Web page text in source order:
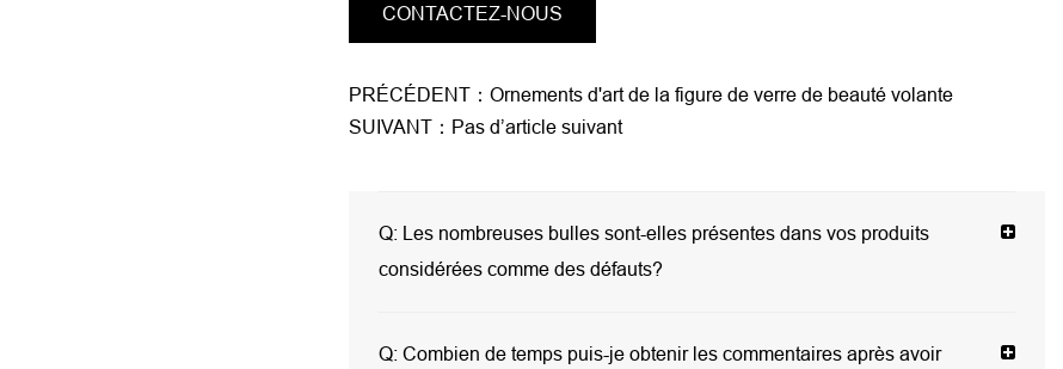
CONTACTEZ-NOUS
PRÉCÉDENT：Ornements d'art de la figure de verre de beauté volante
SUIVANT：Pas d’article suivant
Q:
Les nombreuses bulles sont-elles présentes dans vos produits
considérées comme des défauts?
Q: Combien de temps puis-je obtenir les commentaires après avoir